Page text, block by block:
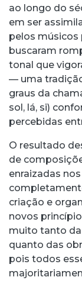
ao longo do
em ser
pelos músicos
buscaram
tonal que
— uma
graus da
sol, lá, si)
percebidas
O resultado
de
enraizadas
criação e
novos
muito tanto
quanto das
pois todos